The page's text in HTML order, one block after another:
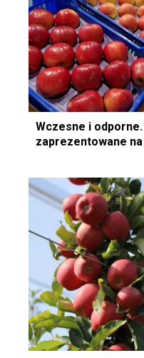
Wczesne i
zaprezentowane